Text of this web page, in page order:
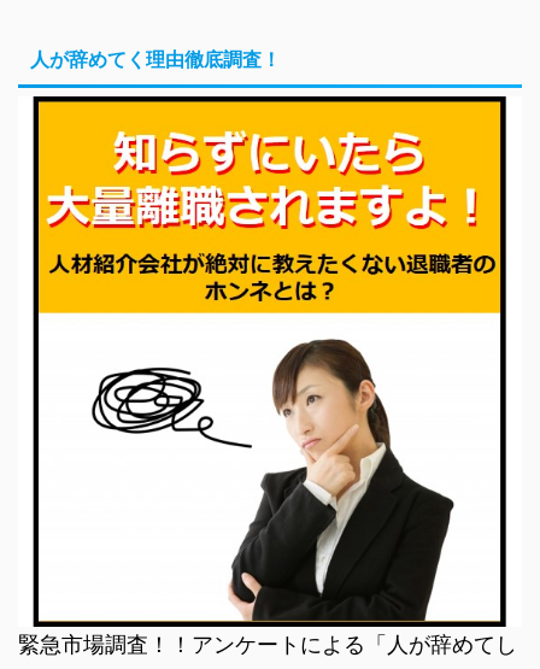
人が辞めてく理由徹底調査！
緊急市場調査！！アンケートによる「人が辞めてし